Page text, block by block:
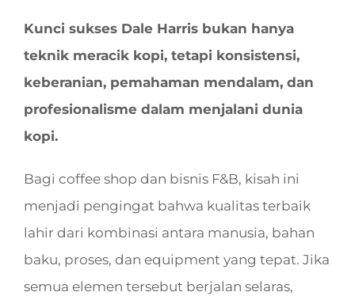
Kunci sukses Dale Harris bukan hanya
teknik meracik kopi, tetapi konsistensi,
keberanian, pemahaman mendalam, dan
profesionalisme dalam menjalani dunia
kopi.
Bagi coffee shop dan bisnis F&B, kisah ini
menjadi pengingat bahwa kualitas terbaik
lahir dari kombinasi antara manusia, bahan
baku, proses, dan equipment yang tepat. Jika
semua elemen tersebut berjalan selaras,